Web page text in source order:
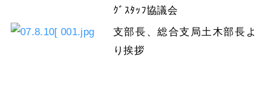
ｸﾞｽﾀｯﾌ協議会
支部長、総合支局土木部長よ
り挨拶